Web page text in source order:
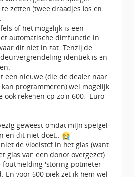
zetten (twee draadjes los en
of het mogelijk is een
automatische dimfunctie in
dit niet in zat. Tenzij de
identiek is en
een nieuwe (die de dealer naar
programmeren) wel mogelijk
ook rekenen op zo'n 600,- Euro
geweest omdat mijn speigel
en dit niet doet..
de vloeistof in het glas (want
glas van een donor overgezet).
foutmelding 'storing potmeter
En voor 600 piek zet ik hem wel